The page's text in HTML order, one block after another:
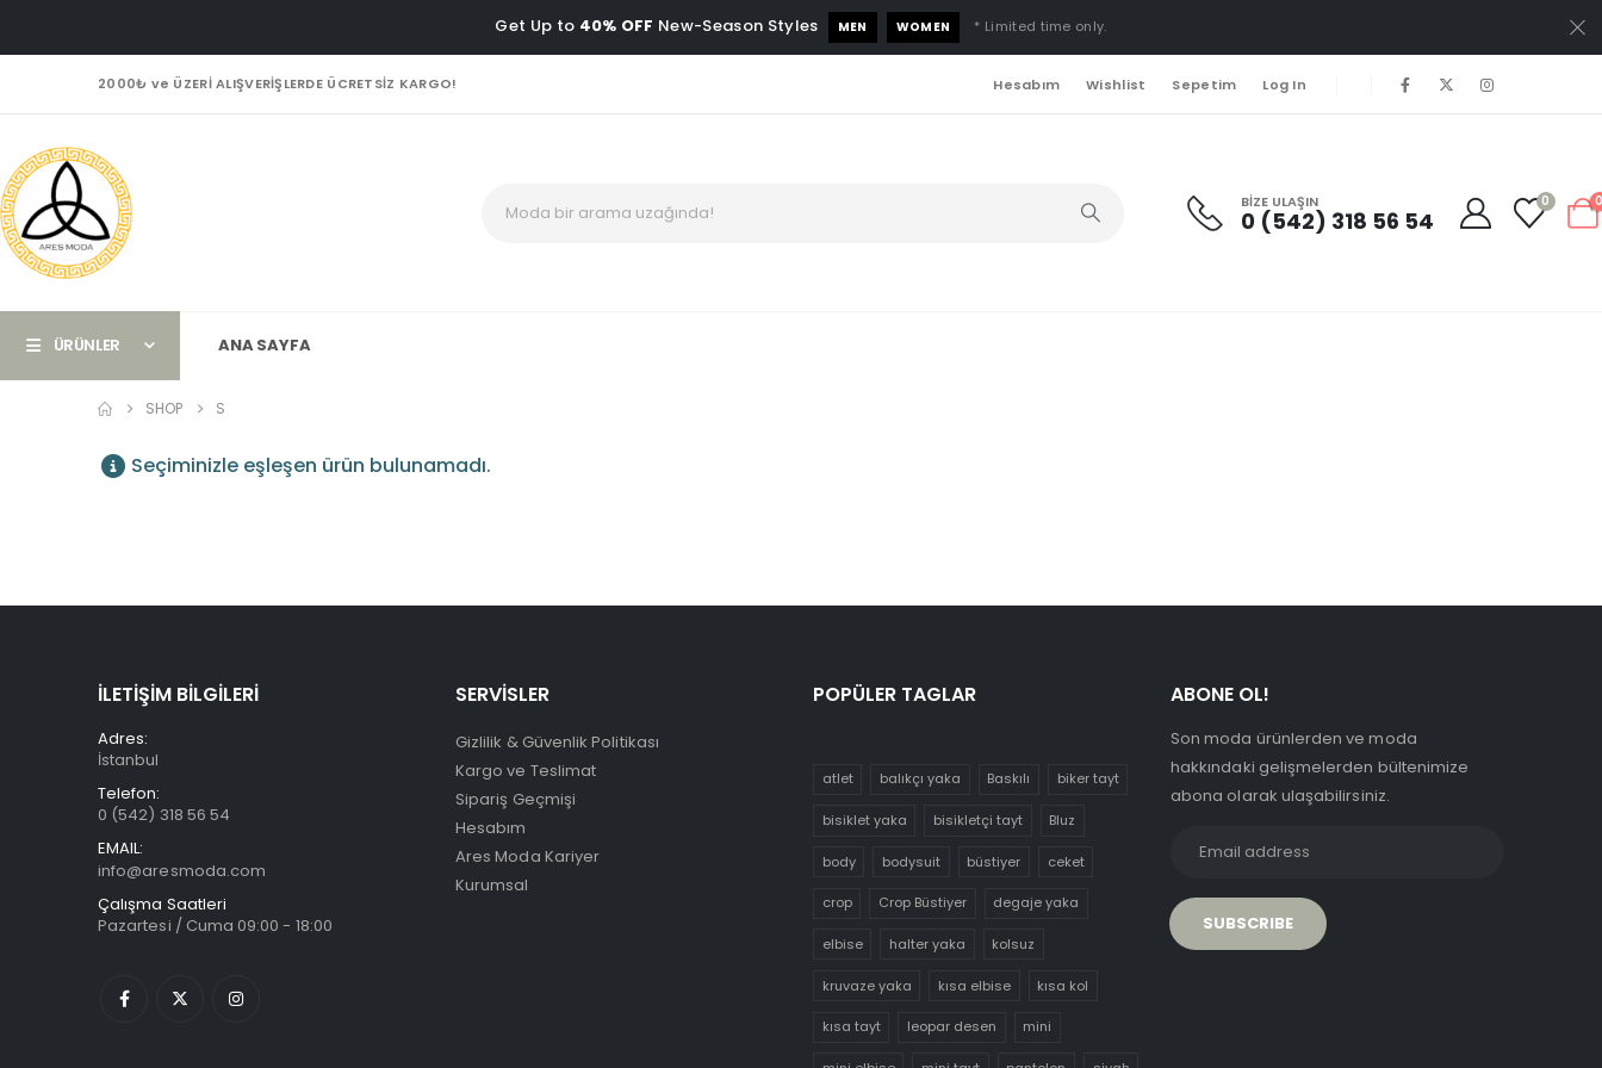
Get Up to 40% OFF New-Season Styles MEN WOMEN * Limited time only.
2000₺ ve ÜZERİ ALIŞVERİŞLERDE ÜCRETSİZ KARGO! Hesabım Wishlist Sepetim Log In
BIZE ULAŞIN
0 (542) 318 56 54
0
ÜRÜNLER ANA SAYFA
SHOP S
Seçiminizle eşleşen ürün bulunamadı.
İLETİŞİM BİLGİLERİ
Adres:
İstanbul
Telefon:
0 (542) 318 56 54
EMAIL:
info@aresmoda.com
Çalışma Saatleri
Pazartesi / Cuma 09:00 - 18:00
SERVİSLER
Gizlilik & Güvenlik Politikası
Kargo ve Teslimat
Sipariş Geçmişi
Hesabım
Ares Moda Kariyer
Kurumsal
POPÜLER TAGLAR
atlet balıkçı yaka Baskılı biker tayt
bisiklet yaka bisikletçi tayt Bluz
body bodysuit büstiyer ceket
crop Crop Büstiyer degaje yaka
elbise halter yaka kolsuz
kruvaze yaka kısa elbise kısa kol
kısa tayt leopar desen mini
ABONE OL!
Son moda ürünlerden ve moda
hakkındaki gelişmelerden bültenimize
abona olarak ulaşabilirsiniz.